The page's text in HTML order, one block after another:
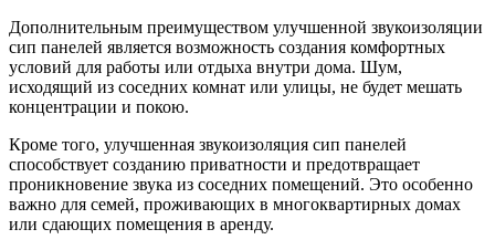
Дополнительным преимуществом улучшенной звукоизоляции
сип панелей является возможность создания комфортных
условий для работы или отдыха внутри дома. Шум,
исходящий из соседних комнат или улицы, не будет мешать
концентрации и покою.
Кроме того, улучшенная звукоизоляция сип панелей
способствует созданию приватности и предотвращает
проникновение звука из соседних помещений. Это особенно
важно для семей, проживающих в многоквартирных домах
или сдающих помещения в аренду.